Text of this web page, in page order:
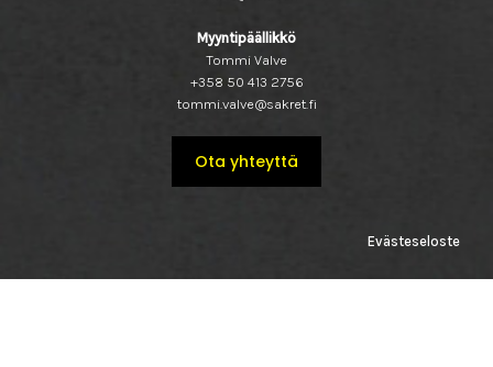
Myyntipäällikkö
Tommi Valve
+358 50 413 2756
tommi.valve@sakret.fi
Ota yhteyttä
Evästeseloste